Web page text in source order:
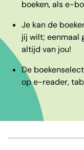
boeken, als e-
Je kan de
jij wilt; eenmaal
altijd van jou!
De
op e-reader,